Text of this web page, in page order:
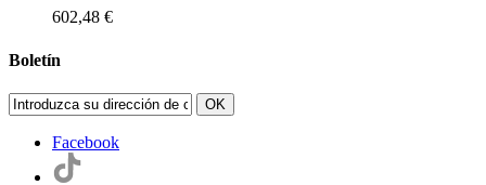
602,48 €
Boletín
OK
Facebook